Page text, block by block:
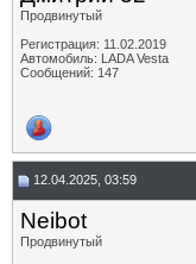
Продвинутый
Регистрация: 11.02.2019
Автомобиль: LADA Vesta
Сообщений: 147
12.04.2025, 03:59
Neibot
Продвинутый